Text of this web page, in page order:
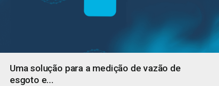
Uma solução para a medição de vazão de
esgoto e...